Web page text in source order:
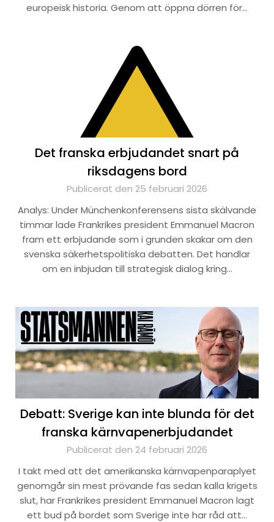
europeisk historia. Genom att öppna dörren för…
Det franska erbjudandet snart på
riksdagens bord
Publicerat den 25 februari 2026
Analys: Under Münchenkonferensens sista skälvande
timmar lade Frankrikes president Emmanuel Macron
fram ett erbjudande som i grunden skakar om den
svenska säkerhetspolitiska debatten. Det handlar
om en inbjudan till strategisk dialog kring…
Debatt: Sverige kan inte blunda för det
franska kärnvapenerbjudandet
Publicerat den 24 februari 2026
I takt med att det amerikanska kärnvapenparaplyet
genomgår sin mest prövande fas sedan kalla krigets
slut, har Frankrikes president Emmanuel Macron lagt
ett bud på bordet som Sverige inte har råd att…